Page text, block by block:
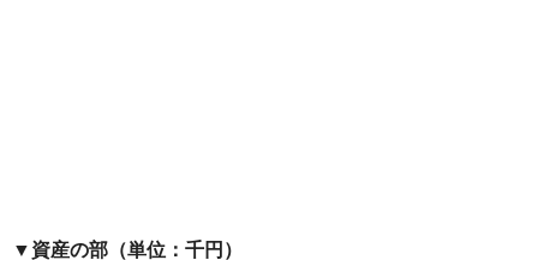
▼資産の部（単位：千円）